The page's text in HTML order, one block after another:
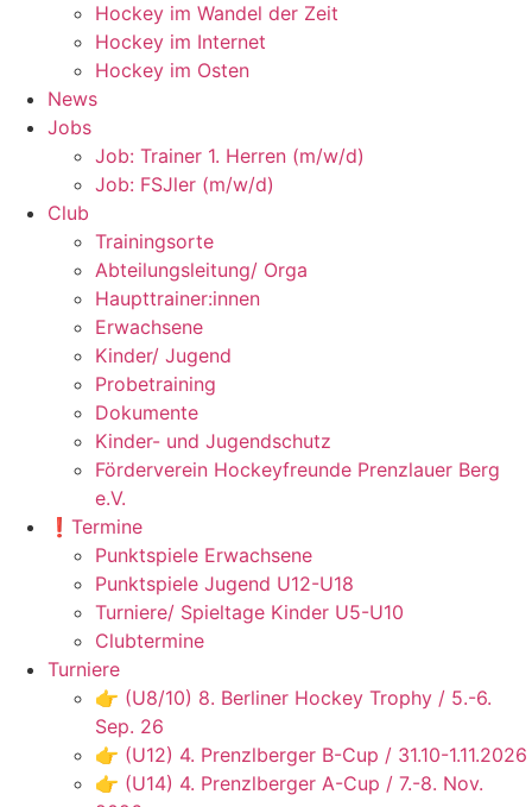
Hockey im Wandel der Zeit
Hockey im Internet
Hockey im Osten
News
Jobs
Job: Trainer 1. Herren (m/w/d)
Job: FSJler (m/w/d)
Club
Trainingsorte
Abteilungsleitung/ Orga
Haupttrainer:innen
Erwachsene
Kinder/ Jugend
Probetraining
Dokumente
Kinder- und Jugendschutz
Förderverein Hockeyfreunde Prenzlauer Berg
e.V.
❗️Termine
Punktspiele Erwachsene
Punktspiele Jugend U12-U18
Turniere/ Spieltage Kinder U5-U10
Clubtermine
Turniere
👉 (U8/10) 8. Berliner Hockey Trophy / 5.-6.
Sep. 26
👉 (U12) 4. Prenzlberger B-Cup / 31.10-1.11.2026
👉 (U14) 4. Prenzlberger A-Cup / 7.-8. Nov.